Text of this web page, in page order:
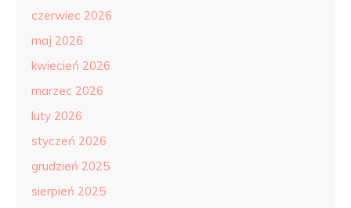
czerwiec 2026
maj 2026
kwiecień 2026
marzec 2026
luty 2026
styczeń 2026
grudzień 2025
sierpień 2025